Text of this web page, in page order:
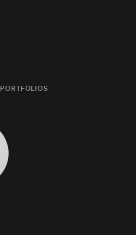
PORTFOLIOS